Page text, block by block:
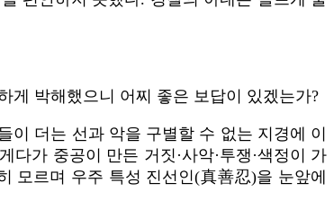
게 박해했으니 어찌 좋은 보답이 있겠는가?
더는 선과 악을 구별할 수 없는 지경에 이
가 중공이 만든 거짓·사악·투쟁·색정이 가
모르며 우주 특성 진선인(真善忍)을 눈앞에